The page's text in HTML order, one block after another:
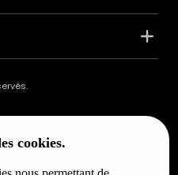
cookies.